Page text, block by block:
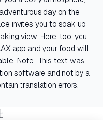
day on the
invites you to soak up
view. Here, too, you
app and your food will
Note: This text was
software and not by a
translation errors.